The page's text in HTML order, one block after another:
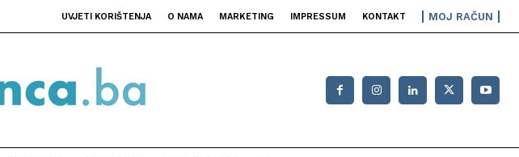
UVJETI KORIŠTENJA O NAMA MARKETING IMPRESSUM KONTAKT MOJ RAČUN